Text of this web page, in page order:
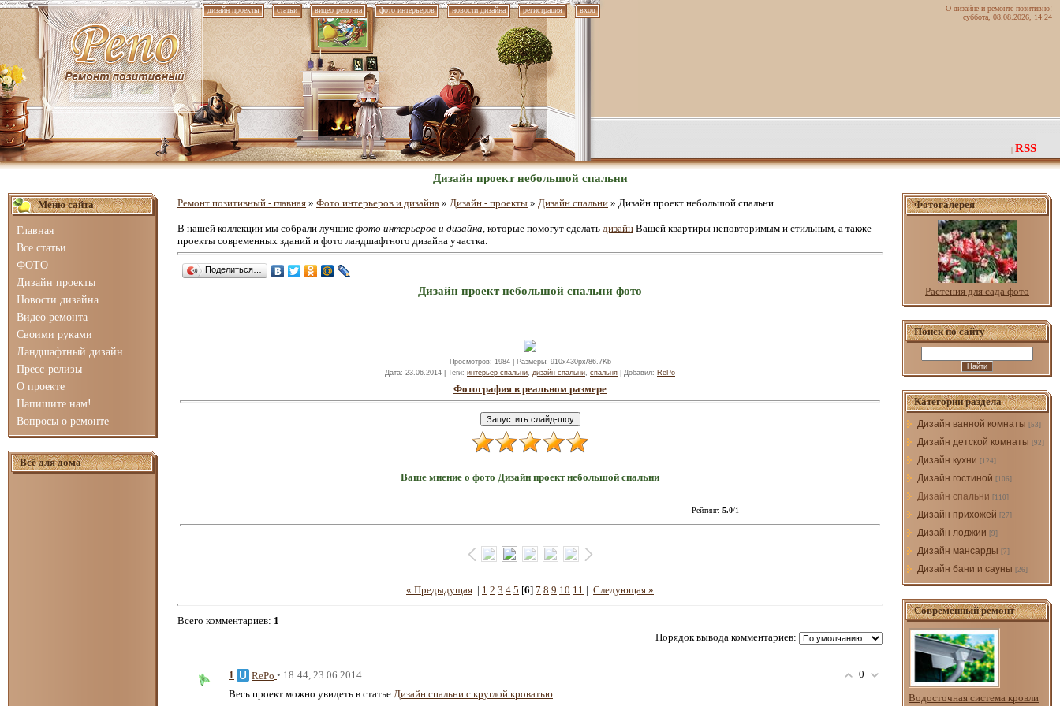
дизайн проекты статьи видео ремонта фото интерьеров новости дизайна регистрация вход
О дизайне и ремонте позитивно!
суббота, 08.08.2026, 14:24
| RSS
Дизайн проект небольшой спальни
Меню сайта
Главная
Все статьи
ФОТО
Дизайн проекты
Новости дизайна
Видео ремонта
Своими руками
Ландшафтный дизайн
Пресс-релизы
О проекте
Напишите нам!
Вопросы о ремонте
Всё для дома
Ремонт позитивный - главная » Фото интерьеров и дизайна » Дизайн - проекты » Дизайн спальни » Дизайн проект небольшой спальни
В нашей коллекции мы собрали лучшие фото интерьеров и дизайна , которые помогут сделать дизайн Вашей квартиры неповторимым и стильным, а также
проекты современных зданий и фото ландшафтного дизайна участка.
Поделиться…
Дизайн проект небольшой спальни фото
Просмотров: 1984 | Размеры: 910x430px/86.7Kb
Дата: 23.06.2014 | Теги: интерьер спальни дизайн спальни спальня Добавил: RePo
Фотография в реальном размере
Ваше мнение о фото Дизайн проект небольшой спальни
Рейтинг: 5.0/1
« Предыдущая | 1 2 3 4 5 [6] 7 8 9 10 11 | Следующая »
Всего комментариев: 1
Порядок вывода комментариев:
0
1 RePo • 18:44, 23.06.2014
Весь проект можно увидеть в статье Дизайн спальни с круглой кроватью
Фотогалерея
Растения для сада фото
Поиск по сайту
Категории раздела
Дизайн ванной комнаты [53]
Дизайн детской комнаты [92]
Дизайн кухни [124]
Дизайн гостиной [106]
Дизайн спальни [110]
Дизайн прихожей [27]
Дизайн лоджии [9]
Дизайн мансарды [7]
Дизайн бани и сауны [26]
Современный ремонт
Водосточная система кровли